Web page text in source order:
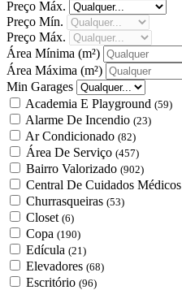
Preço Máx.
Preço Mín.
Preço Máx.
Área Mínima (m²)
Área Máxima (m²)
Min Garages
Academia E Playground (59)
Alarme De Incendio (23)
Ar Condicionado (82)
Área De Serviço (457)
Bairro Valorizado (902)
Central De Cuidados Médicos
Churrasqueiras (53)
Closet (6)
Copa (190)
Edícula (21)
Elevadores (68)
Escritório (96)